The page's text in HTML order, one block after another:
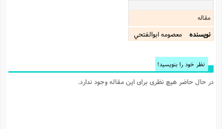
مقاله
نویسنده
معصومه ابوالفتحي
نظر خود را بنویسید!
در حال حاضر هیچ نظری برای این مقاله وجود ندارد.